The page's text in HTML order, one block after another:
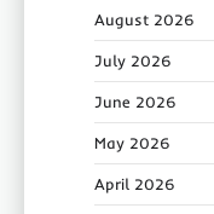
August 2026
July 2026
June 2026
May 2026
April 2026